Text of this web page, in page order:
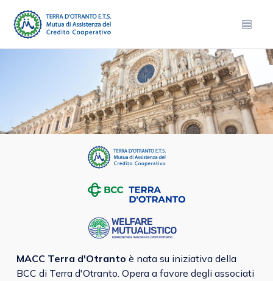
MACC Terra d'Otranto è nata su iniziativa della
BCC di Terra d'Otranto. Opera a favore degli associati